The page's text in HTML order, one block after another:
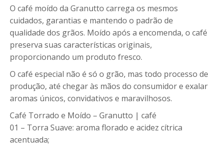
O café moído da Granutto carrega os mesmos
cuidados, garantias e mantendo o padrão de
qualidade dos grãos. Moído após a encomenda, o café
preserva suas características originais,
proporcionando um produto fresco.
O café especial não é só o grão, mas todo processo de
produção, até chegar às mãos do consumidor e exalar
aromas únicos, convidativos e maravilhosos.
Café Torrado e Moído – Granutto | café
01 – Torra Suave: aroma florado e acidez cítrica
acentuada;